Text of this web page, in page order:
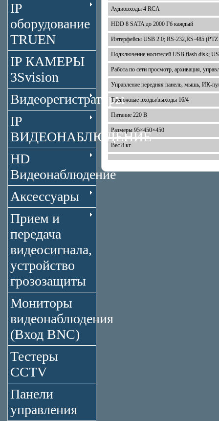
IP
оборудование
TRUEN
IP КАМЕРЫ
3Svision
Видеорегистраторы
IP
ВИДЕОНАБЛЮДЕНИЕ
HD
Видеонаблюдение
Аксессуары
Прием и
передача
видеосигнала,
устройство
грозозащиты
Мониторы
видеонаблюдения
(Вход BNC)
Тестеры
CCTV
Панели
управления
Аудиовходы 4 RCA
HDD 8 SATA до 2000 Гб каждый
Интерфейсы USB 2.0; RS-232,RS-485 (PTZ
Подключение носителей USB flash disk;
Работа по сети просмотр, архивация,
Управление передняя панель, мышь, ИК-
Тревожные входы/выходы 16/4
Питание 220 В
Размеры 95×450×450
Вес 8 кг